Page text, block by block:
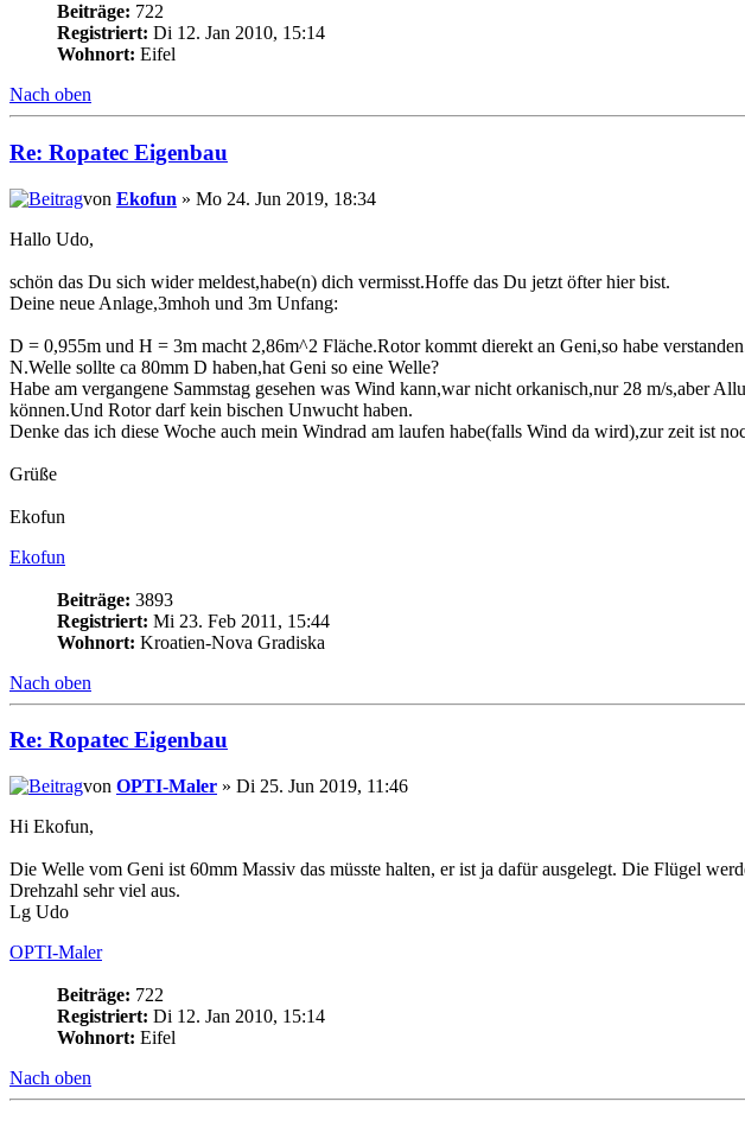
Beiträge: 722
Registriert: Di 12. Jan 2010, 15:14
Wohnort: Eifel
Nach oben
Re: Ropatec Eigenbau
von Ekofun » Mo 24. Jun 2019, 18:34
Hallo Udo,
schön das Du sich wider meldest,habe(n) dich vermisst.Hoffe das Du jetzt öfter hier bist.
Deine neue Anlage,3mhoh und 3m Unfang:
D = 0,955m und H = 3m macht 2,86m^2 Fläche.Rotor kommt dierekt an Geni,so habe
N.Welle sollte ca 80mm D haben,hat Geni so eine Welle?
Habe am vergangene Sammstag gesehen was Wind kann,war nicht orkanisch,nur 28 m/s,aber
können.Und Rotor darf kein bischen Unwucht haben.
Denke das ich diese Woche auch mein Windrad am laufen habe(falls Wind da wird),zur zeit ist
Grüße
Ekofun
Ekofun
Beiträge: 3893
Registriert: Mi 23. Feb 2011, 15:44
Wohnort: Kroatien-Nova Gradiska
Nach oben
Re: Ropatec Eigenbau
von OPTI-Maler » Di 25. Jun 2019, 11:46
Hi Ekofun,
Die Welle vom Geni ist 60mm Massiv das müsste halten, er ist ja dafür ausgelegt. Die Flügel
Drehzahl sehr viel aus.
Lg Udo
OPTI-Maler
Beiträge: 722
Registriert: Di 12. Jan 2010, 15:14
Wohnort: Eifel
Nach oben